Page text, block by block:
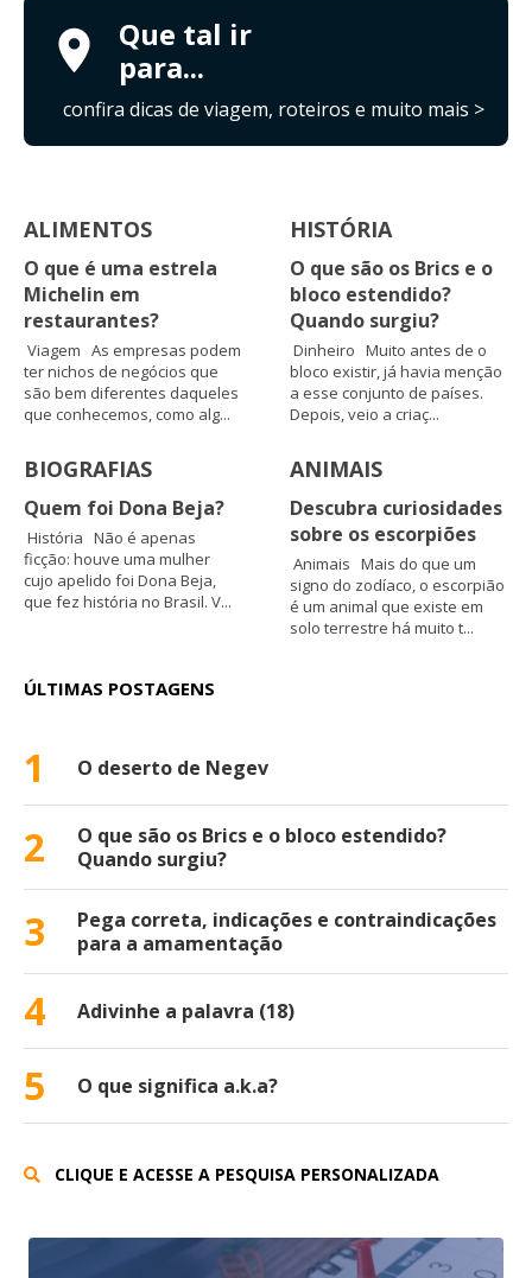
Que tal ir
para...
confira dicas de viagem, roteiros e muito mais >
ALIMENTOS
O que é uma estrela
Michelin em
restaurantes?
Viagem As empresas podem
ter nichos de negócios que
são bem diferentes daqueles
que conhecemos, como alg...
BIOGRAFIAS
Quem foi Dona Beja?
História Não é apenas
ficção: houve uma mulher
cujo apelido foi Dona Beja,
que fez história no Brasil. V...
HISTÓRIA
O que são os Brics e o
bloco estendido?
Quando surgiu?
Dinheiro Muito antes de o
bloco existir, já havia menção
a esse conjunto de países.
Depois, veio a criaç...
ANIMAIS
Descubra curiosidades
sobre os escorpiões
Animais Mais do que um
signo do zodíaco, o escorpião
é um animal que existe em
solo terrestre há muito t...
ÚLTIMAS POSTAGENS
1 O deserto de Negev
2
O que são os Brics e o bloco estendido?
Quando surgiu?
3
Pega correta, indicações e contraindicações
para a amamentação
4 Adivinhe a palavra (18)
5 O que significa a.k.a?
CLIQUE E ACESSE A PESQUISA PERSONALIZADA